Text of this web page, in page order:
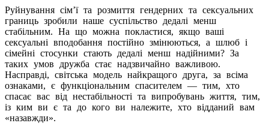
Руйнування сімʼї та розмиття гендерних та сексуальних
границь зробили наше суспільство дедалі менш
стабільним. На що можна покластися, якщо ваші
сексуальні вподобання постійно змінюються, а шлюб і
сімейні стосунки стають дедалі менш надійними? За
таких умов дружба стає надзвичайно важливою.
Насправді, світська модель найкращого друга, за всіма
ознаками, є функціональним спасителем — тим, хто
спасає вас від нестабільності та випробувань життя, тим,
із ким ви є та до кого ви належите, хто відданий вам
«назавжди».